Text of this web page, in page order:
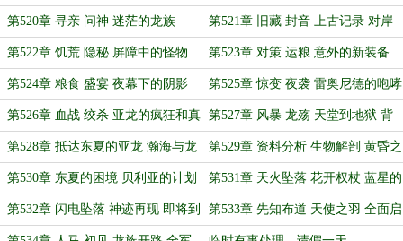
的希望 因
第520章 寻亲 问神 迷茫的龙族 第521章 旧藏 封音 上古记录 对岸
之问
第522章 饥荒 隐秘 屏障中的怪物 第523章 对策 运粮 意外的新装备
（月底求月票）
第524章 粮食 盛宴 夜幕下的阴影 第525章 惊变 夜袭 雷奥尼德的咆哮
第526章 血战 绞杀 亚龙的疯狂和真
龙的暴怒
第527章 风暴 龙殇 天堂到地狱 背
弃的真相
第528章 抵达东夏的亚龙 瀚海与龙
崖的清算
第529章 资料分析 生物解剖 黄昏之
主的出路
第530章 东夏的困境 贝利亚的计划
锚点城的神庙（万字求票）
第531章 天火坠落 花开权杖 蓝星的
喧嚣
第532章 闪电坠落 神迹再现 即将到 第533章 先知布道 天使之羽 全面启